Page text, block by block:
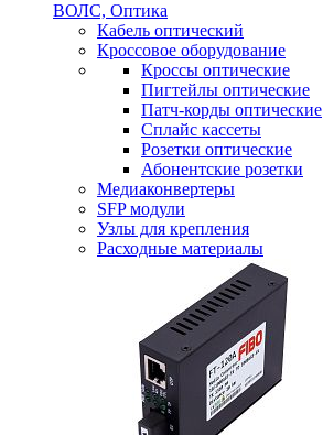
ВОЛС, Оптика
Кабель оптический
Кроссовое оборудование
Кроссы оптические
Пигтейлы оптические
Патч-корды оптические
Сплайс кассеты
Розетки оптические
Абонентские розетки
Медиаконвертеры
SFP модули
Узлы для крепления
Расходные материалы